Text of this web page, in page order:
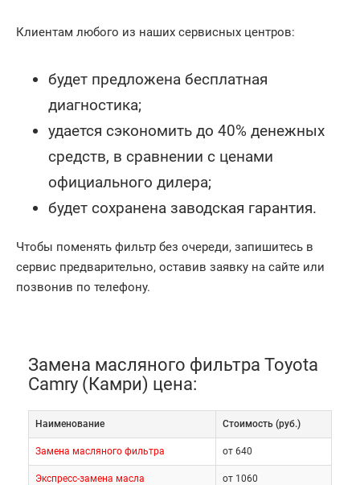
Клиентам любого из наших сервисных центров:
будет предложена бесплатная
диагностика;
удается сэкономить до 40% денежных
средств, в сравнении с ценами
официального дилера;
будет сохранена заводская гарантия.
Чтобы поменять фильтр без очереди, запишитесь в
сервис предварительно, оставив заявку на сайте или
позвонив по телефону.
Замена масляного фильтра Toyota
Camry (Камри) цена:
Наименование Cтоимость (руб.)
Замена масляного фильтра от 640
Экспресс-замена масла от 1060